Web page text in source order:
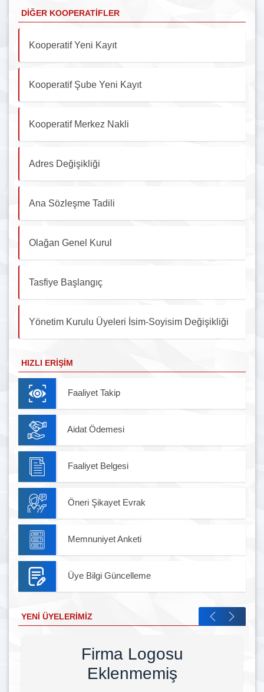
DIĞER KOOPERATIFLER
Kooperatif Yeni Kayıt
Kooperatif Şube Yeni Kayıt
Kooperatif Merkez Nakli
Adres Değişikliği
Ana Sözleşme Tadili
Olağan Genel Kurul
Tasfiye Başlangıç
Yönetim Kurulu Üyeleri İsim-Soyisim Değişikliği
HIZLI ERIŞIM
Faaliyet Takip
Aidat Ödemesi
Faaliyet Belgesi
Öneri Şikayet Evrak
Memnuniyet Anketi
Üye Bilgi Güncelleme
YENI ÜYELERIMIZ
Firma Logosu
Eklenmemiş